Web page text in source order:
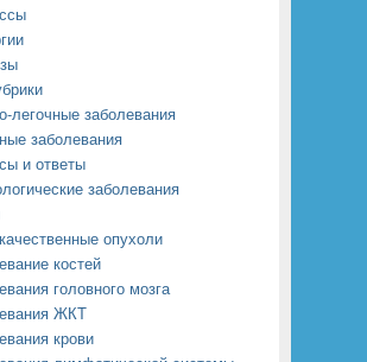
легочные заболевания
заболевания
и ответы
заболевания
опухоли
костей
головного мозга
ЖКТ
крови